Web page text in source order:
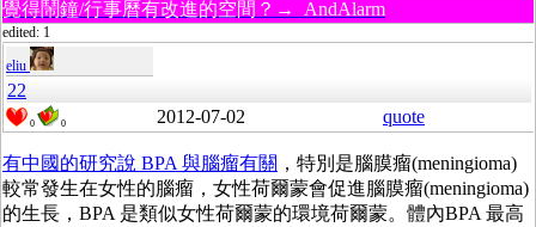
覺得鬧鐘/行事曆有改進的空間？→ AndAlarm
edited: 1
eliu
22
0 0 2012-07-02 quote
有中國的研究說 BPA 與腦瘤有關 ，特別是腦膜瘤(meningioma)
較常發生在女性的腦瘤，女性荷爾蒙會促進腦膜瘤(meningioma)
的生長，BPA 是類似女性荷爾蒙的環境荷爾蒙。體內BPA 最高